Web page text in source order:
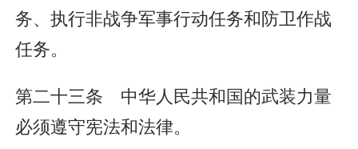
务、执行非战争军事行动任务和防卫作战
任务。
第二十三条 中华人民共和国的武装力量
必须遵守宪法和法律。